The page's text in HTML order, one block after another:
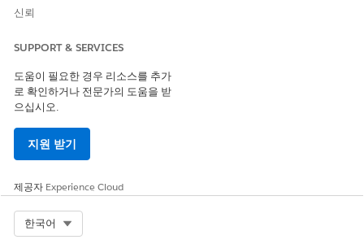
경우 이 템플릿을 사용합니다.
사용하는 경우: 위험의 잔차 점수가 매우 낮거나 경영진이 취약
수행 방법: 활성 수정 대신 문서 및 지속적인 모니터링에 초점을
맞춘 과업을 생성합니다. 위험을 공식적으로 인정하고, 근거를
기록하고, 향후 검토 날짜를 설정합니다.
생성된 과업:
위험을 수락하는 이유를 문서화합니다.
경영진의 공식 사인오프를 캡처합니다.
허용된 위험에 대해 다음 검토 날짜를 설정합니다.
위험 조치를 변경할 수 있는 변경 사항을 모니터링합니다.
위험 전송
신뢰
SUPPORT & SERVICES
도움이 필요한 경우 리소스를 추가
로 확인하거나 전문가의 도움을 받
으십시오.
지원 받기
제공자 Experience Cloud
한국어